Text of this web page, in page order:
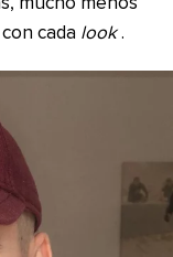
mucho menos
cada look .